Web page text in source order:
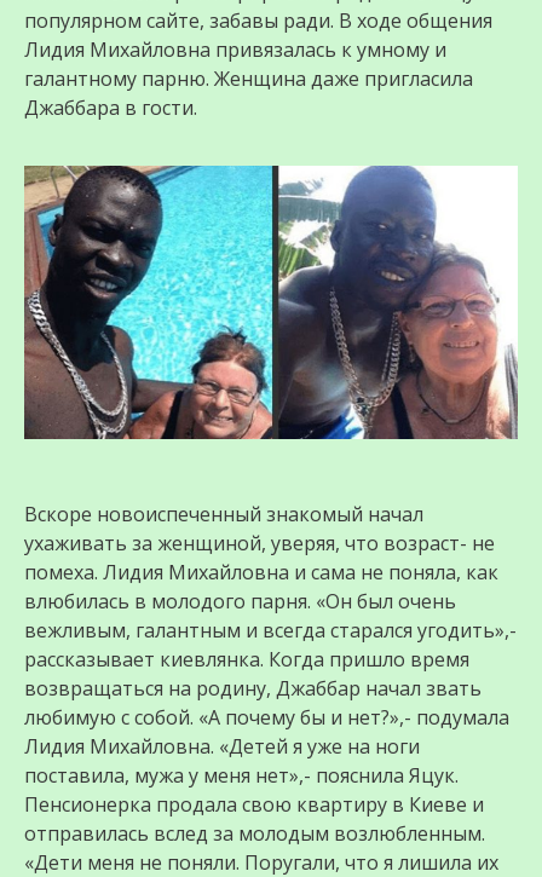
популярном сайте, забавы ради. В ходе общения
Лидия Михайловна привязалась к умному и
галантному парню. Женщина даже пригласила
Джаббара в гости.
Вскоре новоиспеченный знакомый начал
ухаживать за женщиной, уверяя, что возраст- не
помеха. Лидия Михайловна и сама не поняла, как
влюбилась в молодого парня. «Он был очень
вежливым, галантным и всегда старался угодить»,-
рассказывает киевлянка. Когда пришло время
возвращаться на родину, Джаббар начал звать
любимую с собой. «А почему бы и нет?»,- подумала
Лидия Михайловна. «Детей я уже на ноги
поставила, мужа у меня нет»,- пояснила Яцук.
Пенсионерка продала свою квартиру в Киеве и
отправилась вслед за молодым возлюбленным.
«Дети меня не поняли. Поругали, что я лишила их